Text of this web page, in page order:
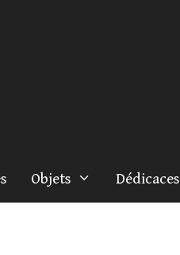
Objets Dédicaces